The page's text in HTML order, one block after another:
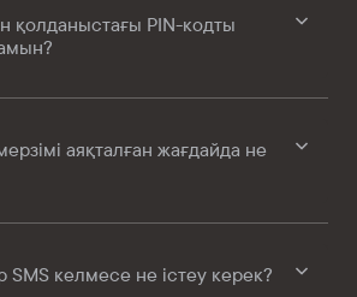
қолданыстағы PIN-кодты
аяқталған жағдайда не
келмесе не істеу керек?